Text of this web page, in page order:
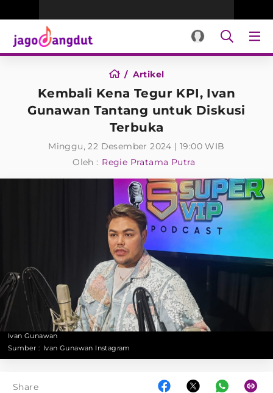
Artikel
Kembali Kena Tegur KPI, Ivan
Gunawan Tantang untuk Diskusi
Terbuka
Minggu, 22 Desember 2024 | 19:00 WIB
Oleh : Regie Pratama Putra
Ivan Gunawan
Sumber : Ivan Gunawan Instagram
Share